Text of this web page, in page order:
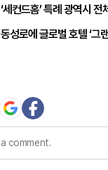
‘세컨드홈’ 특례 광역시 전
동성로에 글로벌 호텔 ‘그